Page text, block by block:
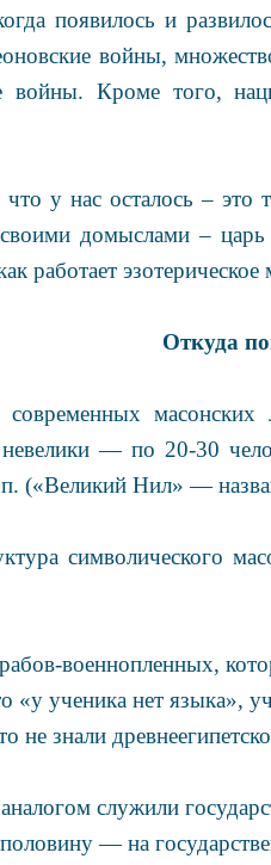
появилось и
войны,
войны. Кроме того,
у нас осталось – это
домыслами –
работает
Откуда
современных
— по 20-30
(«Великий Нил» —
символического
военнопленных,
«у ученика нет языка»,
не знали
служили
— на